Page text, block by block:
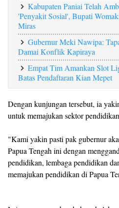
Kabupaten Paniai Telah
'Penyakit Sosial', Bupati
Miras
Gubernur Meki Nawipa:
Damai Konflik Kapiraya
Empat Tim Amankan Slot
Batas Pendaftaran Kian Mepet
Dengan kunjungan tersebut, ia
untuk memajukan sektor
"Kami yakin pasti pak gubernur
Papua Tengah ini dengan
pendidikan, lembaga pendidikan
memajukan pendidikan di Papua